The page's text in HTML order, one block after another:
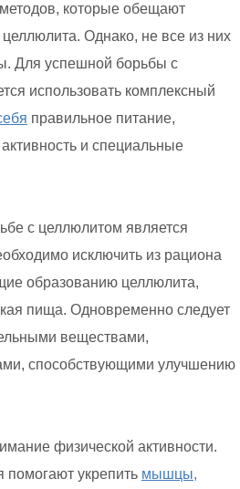
которые обещают
Однако, не все из них
Для успешной борьбы с
использовать комплексный
правильное питание,
и специальные
с целлюлитом является
исключить из рациона
образованию целлюлита,
пища. Одновременно следует
веществами,
способствующими улучшению
физической активности.
помогают укрепить мышцы,